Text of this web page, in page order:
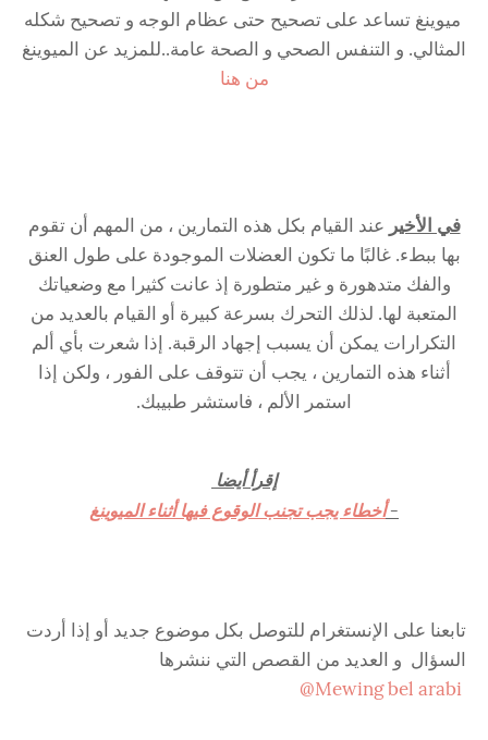
ميوينغ تساعد على تصحيح حتى عظام الوجه و تصحيح شكله
المثالي. و التنفس الصحي و الصحة عامة..للمزيد عن الميوينغ
من هنا
في الأخير عند القيام بكل هذه التمارين ، من المهم أن تقوم
بها ببطء. غالبًا ما تكون العضلات الموجودة على طول العنق
والفك متدهورة و غير متطورة إذ عانت كثيرا مع وضعياتك
المتعبة لها. لذلك التحرك بسرعة كبيرة أو القيام بالعديد من
التكرارات يمكن أن يسبب إجهاد الرقبة. إذا شعرت بأي ألم
أثناء هذه التمارين ، يجب أن تتوقف على الفور ، ولكن إذا
استمر الألم ، فاستشر طبيبك.
إقرأ أيضا
-أخطاء يجب تجنب الوقوع فيها أثناء الميوينغ
تابعنا على الإنستغرام للتوصل بكل موضوع جديد أو إذا أردت
السؤال و العديد من القصص التي ننشرها
Mewing bel arabi@